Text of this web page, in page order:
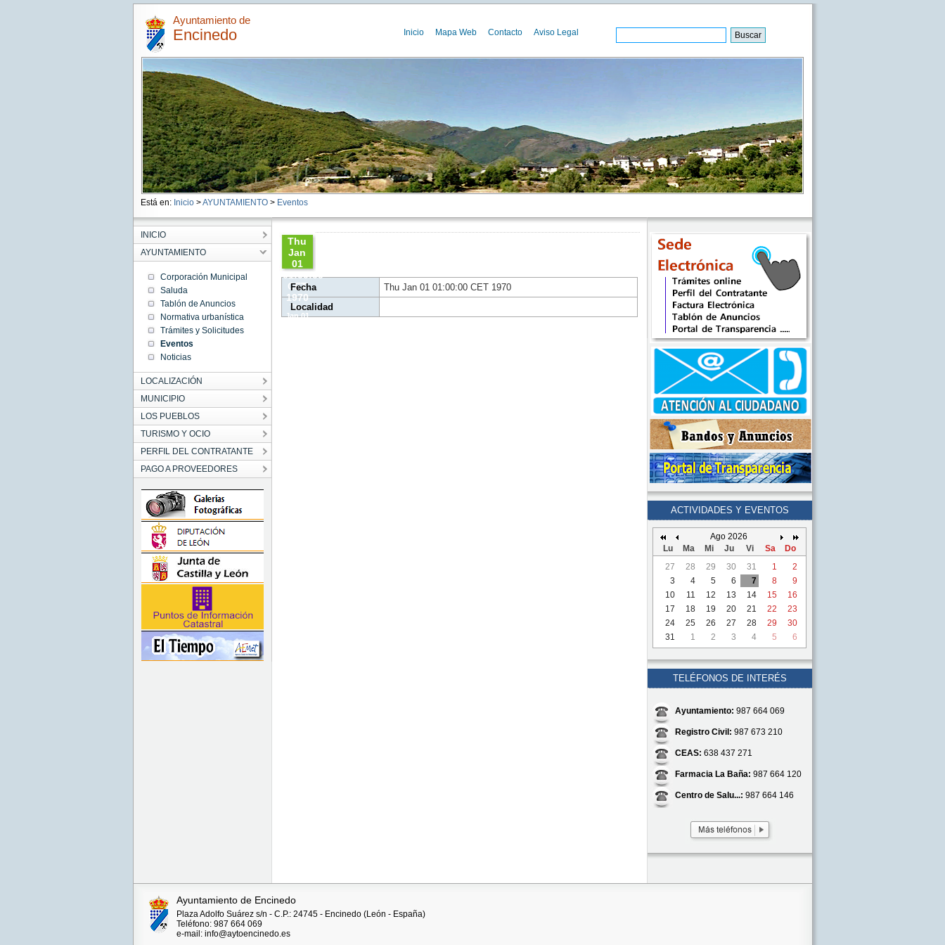
Ayuntamiento de
Encinedo Inicio Mapa Web Contacto Aviso Legal
Está en: Inicio >AYUNTAMIENTO> Eventos
INICIO
AYUNTAMIENTO
Corporación Municipal
Saluda
Tablón de Anuncios
Normativa urbanística
Trámites y Solicitudes
Eventos
Noticias
LOCALIZACIÓN
MUNICIPIO
LOS PUEBLOS
TURISMO Y OCIO
PERFIL DEL CONTRATANTE
PAGO A PROVEEDORES
Thu
Jan
01
01:00:00
CET
1970
Thu
Jan 01
Fecha
Thu Jan 01 01:00:00 CET 1970
Localidad
ACTIVIDADES Y EVENTOS
Ago 2026
Lu
Ma Mi Ju Vi Sa
Do
27
28 29 30 31 1
2
3
4 5 6 7 8
9
10
11 12 13 14 15
16
17
18 19 20 21 22
23
24
25 26 27 28 29
30
31
1 2 3 4 5 6
TELÉFONOS DE INTERÉS
Ayuntamiento: 987 664 069
Registro Civil: 987 673 210
CEAS: 638 437 271
Farmacia La Baña: 987 664 120
Centro de Salu...: 987 664 146
Ayuntamiento de Encinedo
Plaza Adolfo Suárez s/n - C.P.: 24745 - Encinedo (León - España)
Teléfono: 987 664 069
e-mail: info@aytoencinedo.es